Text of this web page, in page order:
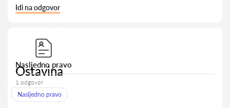
Idi na odgovor
Nasljedno pravo
Ostavina
1 odgovor
Nasljedno pravo